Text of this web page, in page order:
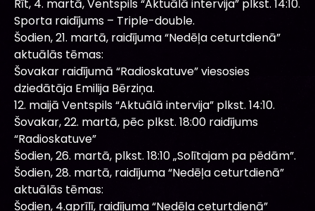
Rīt, 4. martā, Ventspils “Aktuālā intervija” plkst. 14:10.
Sporta raidījums – Triple-double.
Šodien, 21. martā, raidījuma “Nedēļa ceturtdienā”
aktuālās tēmas:
Šovakar raidījumā “Radioskatuve” viesosies
dziedātāja Emilija Bērziņa.
12. maijā Ventspils “Aktuālā intervija” plkst. 14:10.
Šovakar, 22. martā, pēc plkst. 18:00 raidījums
“Radioskatuve”
Šodien, 26. martā, plkst. 18:10 „Solītajam pa pēdām”.
Šodien, 28. martā, raidījuma “Nedēļa ceturtdienā”
aktuālās tēmas:
Šodien, 4.aprīlī, raidījuma “Nedēļa ceturtdienā”